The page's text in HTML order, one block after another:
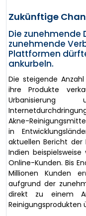
Zukünftige
Die zunehmende
zunehmende
Plattformen
ankurbeln.
Die steigende
ihre Produkte
Akne-
in
aktuellen Bericht der
Indien beispielsweise
Online-Kunden. Bis
Millionen Kunden
aufgrund der
direkt zu einem
Reinigungsprodukten